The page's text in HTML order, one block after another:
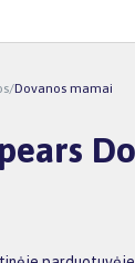
/Dovanos mamai